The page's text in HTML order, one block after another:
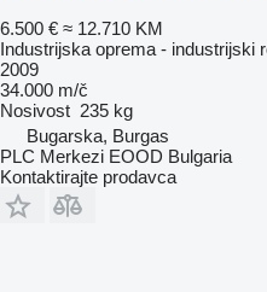
6.500 € ≈ 12.710 KM
Industrijska oprema - industrijski
2009
34.000 m/č
Nosivost 235 kg
Bugarska, Burgas
PLC Merkezi EOOD Bulgaria
Kontaktirajte prodavca